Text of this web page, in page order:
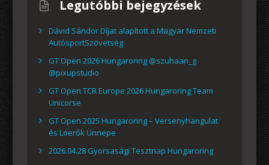
Legutóbbi bejegyzések
Dávid Sándor Díjat alapított a Magyar Nemzeti
AutósportSzövetség
GT Open 2026 Hungaroring @szuhaan_g
@pixupstudio
GT Open TCR Europe 2026 Hungaroring Team
Unicorse
GT Open 2025 Hungaroring – Versenyhangulat
és Lóerők Ünnepe
2026.04.28 Gyorsasági Tesztnap Hungaroring